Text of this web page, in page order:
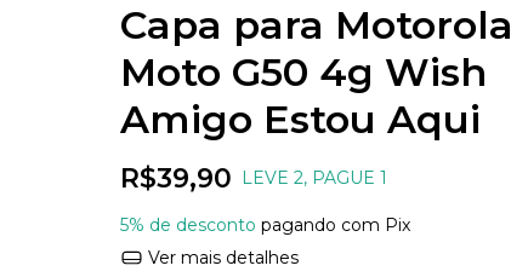
Capa para Motorola
Moto G50 4g Wish
Amigo Estou Aqui
R$39,90 LEVE 2, PAGUE 1
5% de desconto pagando com Pix
Ver mais detalhes